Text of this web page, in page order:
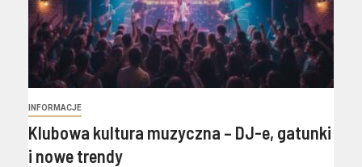
INFORMACJE
Klubowa kultura muzyczna – DJ-e, gatunki
i nowe trendy